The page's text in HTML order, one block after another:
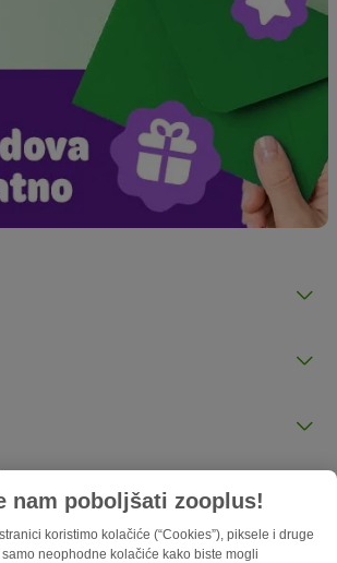
nam poboljšati zooplus!
koristimo kolačiće (“Cookies”), piksele i druge
neophodne kolačiće kako biste mogli